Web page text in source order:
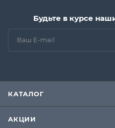
Будьте в курсе
КАТАЛОГ
АКЦИИ